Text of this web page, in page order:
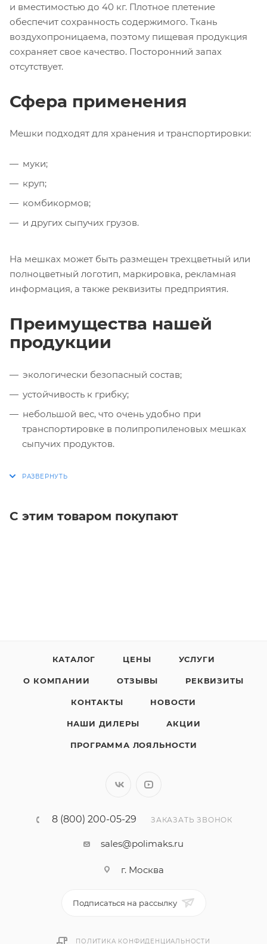
и вместимостью до 40 кг. Плотное плетение
обеспечит сохранность содержимого. Ткань
воздухопроницаема, поэтому пищевая продукция
сохраняет свое качество. Посторонний запах
отсутствует.
Сфера применения
Мешки подходят для хранения и транспортировки:
муки;
круп;
комбикормов;
и других сыпучих грузов.
На мешках может быть размещен трехцветный или
полноцветный логотип, маркировка, рекламная
информация, а также реквизиты предприятия.
Преимущества нашей
продукции
экологически безопасный состав;
устойчивость к грибку;
небольшой вес, что очень удобно при
транспортировке в полипропиленовых мешках
сыпучих продуктов.
С этим товаром покупают
КАТАЛОГ ЦЕНЫ УСЛУГИ
О КОМПАНИИ ОТЗЫВЫ РЕКВИЗИТЫ
КОНТАКТЫ НОВОСТИ
НАШИ ДИЛЕРЫ АКЦИИ
ПРОГРАММА ЛОЯЛЬНОСТИ
8 (800) 200-05-29 ЗАКАЗАТЬ ЗВОНОК
sales@polimaks.ru
г. Москва
Подписаться на рассылку
ПОЛИТИКА КОНФИДЕНЦИАЛЬНОСТИ